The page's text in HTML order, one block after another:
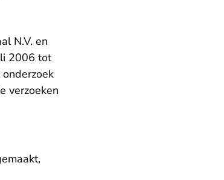
N.V. en
2006 tot
verzoeken